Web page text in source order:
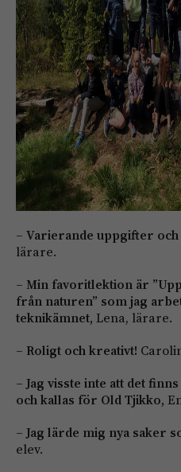
– Varierande uppgifter
lärare.
– Min favoritlektion är
från naturen” som jag
teknikämnet, Lena, lärare.
– Roligt och kreativt!
– Jag visste inte att det
och kallas för Old Tjikko,
– Jag lärde mig nya saker
elev.